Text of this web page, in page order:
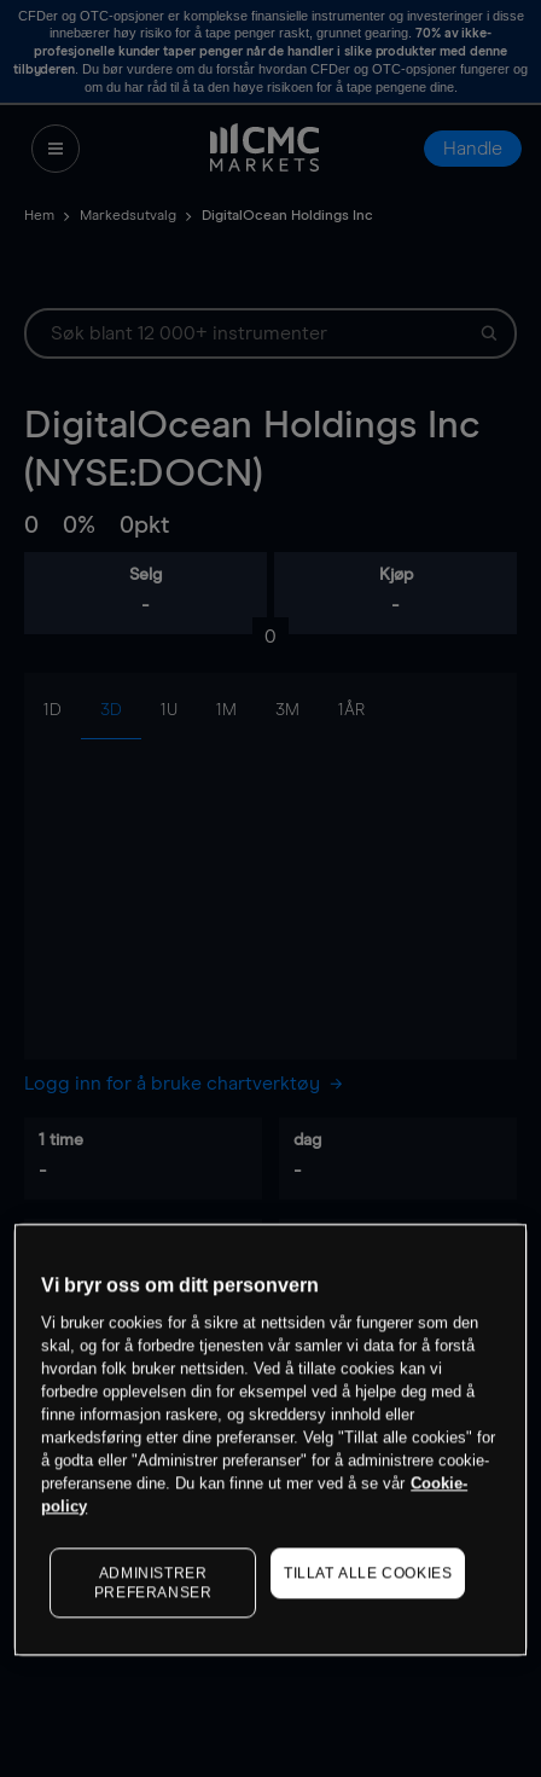
CFDer og OTC-opsjoner er komplekse finansielle instrumenter og investeringer i disse
innebærer høy risiko for å tape penger raskt, grunnet gearing. 70% av ikke-
profesjonelle kunder taper penger når de handler i slike produkter med denne
tilbyderen . Du bør vurdere om du forstår hvordan CFDer og OTC-opsjoner fungerer og
om du har råd til å ta den høye risikoen for å tape pengene dine.
Handle
Hem Markedsutvalg DigitalOcean Holdings Inc
DigitalOcean Holdings Inc
(NYSE:DOCN)
0 0% 0pkt
Selg
-
Kjøp
-
0
1D 3D 1U 1M 3M 1ÅR
Logg inn for å bruke chartverktøy
1 time
-
dag
-
-
0% av kunder erpå dette instrumentet
Søk om konto
Log in
Vi bryr oss om ditt personvern
Vi bruker cookies for å sikre at nettsiden vår fungerer som den
skal, og for å forbedre tjenesten vår samler vi data for å forstå
hvordan folk bruker nettsiden. Ved å tillate cookies kan vi
forbedre opplevelsen din for eksempel ved å hjelpe deg med å
finne informasjon raskere, og skreddersy innhold eller
markedsføring etter dine preferanser. Velg "Tillat alle cookies" for
å godta eller "Administrer preferanser" for å administrere cookie-
preferansene dine. Du kan finne ut mer ved å se vår Cookie-
policy
ADMINISTRER
PREFERANSER
TILLAT ALLE COOKIES